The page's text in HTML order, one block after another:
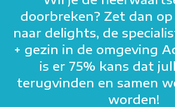
doorbreken? Zet dan
naar delights, de
+ gezin in de omgeving
is er 75% kans dat
terugvinden en samen
worden!